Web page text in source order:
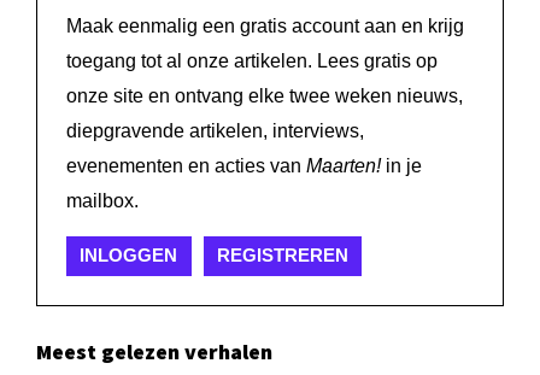
Maak eenmalig een gratis account aan en krijg
toegang tot al onze artikelen. Lees gratis op
onze site en ontvang elke twee weken nieuws,
diepgravende artikelen, interviews,
evenementen en acties van Maarten!in je
mailbox.
INLOGGEN REGISTREREN
Meest gelezen verhalen